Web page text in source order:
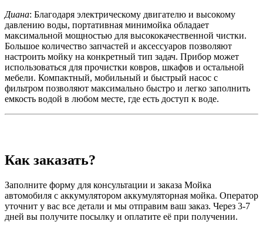
Диана: Благодаря электрическому двигателю и высокому
давлению воды, портативная минимойка обладает
максимальной мощностью для высококачественной чистки.
Большое количество запчастей и аксессуаров позволяют
настроить мойку на конкретный тип задач. Прибор может
использоваться для прочистки ковров, шкафов и остальной
мебели. Компактный, мобильный и быстрый насос с
фильтром позволяют максимально быстро и легко заполнить
емкость водой в любом месте, где есть доступ к воде.
Как заказать?
Заполните форму для консультации и заказа Мойка
автомобиля с аккумулятором аккумуляторная мойка. Оператор
уточнит у вас все детали и мы отправим ваш заказ. Через 3-7
дней вы получите посылку и оплатите её при получении.